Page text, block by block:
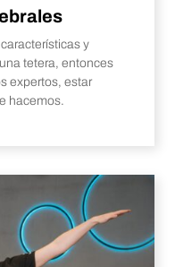
y
tetera, entonces
expertos, estar
hacemos.